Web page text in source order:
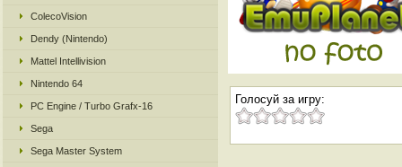
ColecoVision
Dendy (Nintendo)
Mattel Intellivision
Nintendo 64
PC Engine / Turbo Grafx-16
Sega
Sega Master System
Голосуй за игру: